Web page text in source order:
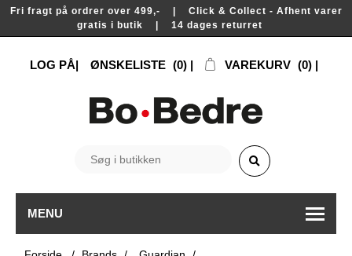
Fri fragt på ordrer over 499,- | Click & Collect - Afhent varer
gratis i butik | 14 dages returret
LOG PÅ ØNSKELISTE (0) VAREKURV (0)
MENU